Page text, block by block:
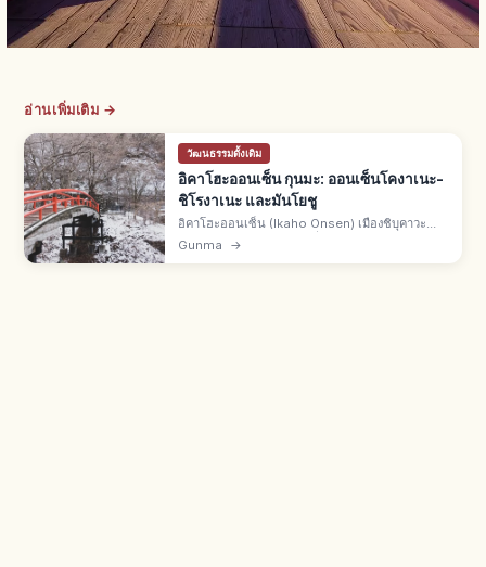
อ่านเพิ่มเติม →
วัฒนธรรมดั้งเดิม
อิคาโฮะออนเซ็น กุนมะ: ออนเซ็นโคงาเนะ-
ชิโรงาเนะ และมันโยชู
อิคาโฮะออนเซ็น (Ikaho Onsen) เมืองชิบุคาวะ
จ.กุนมะ เมืองออนเซ็นเก่าที่ปรากฏใน "มันโยชู"
Gunma →